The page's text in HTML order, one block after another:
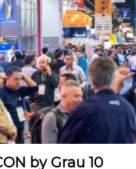
by Grau 10